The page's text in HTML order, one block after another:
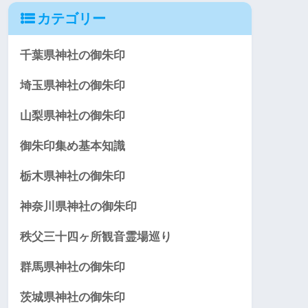
カテゴリー
千葉県神社の御朱印
埼玉県神社の御朱印
山梨県神社の御朱印
御朱印集め基本知識
栃木県神社の御朱印
神奈川県神社の御朱印
秩父三十四ヶ所観音霊場巡り
群馬県神社の御朱印
茨城県神社の御朱印